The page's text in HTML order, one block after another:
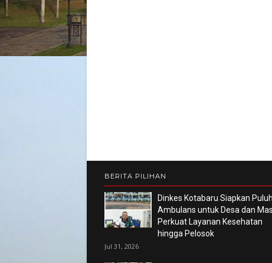
BERITA PILIHAN
Dinkes Kotabaru Siapkan
Ambulans untuk Desa dan
Perkuat Layanan Kesehatan
hingga Pelosok
Jul 31, 2026